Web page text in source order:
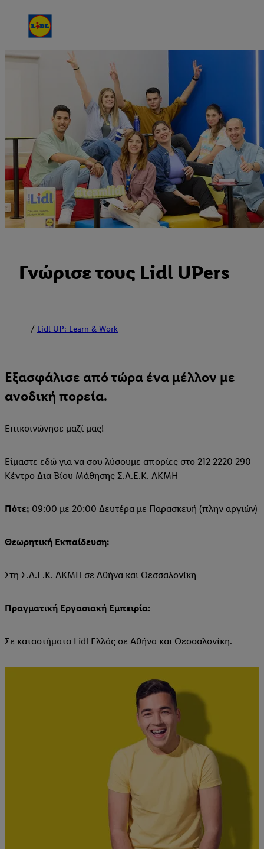
Γνώρισε τους Lidl UPers
Lidl UP: Learn & Work
Εξασφάλισε από τώρα ένα μέλλον με
ανοδική πορεία.
Επικοινώνησε μαζί μας!
Είμαστε εδώ για να σου λύσουμε απορίες στo 212 2220 290
Κέντρο Δια Βίου Μάθησης Σ.Α.Ε.Κ. ΑΚΜΗ
Πότε; 09:00 με 20:00 Δευτέρα με Παρασκευή (πλην αργιών)
Θεωρητική Εκπαίδευση:
Στη Σ.Α.Ε.Κ. ΑΚΜΗ σε Αθήνα και Θεσσαλονίκη
Πραγματική Εργασιακή Εμπειρία:
Σε καταστήματα Lidl Ελλάς σε Αθήνα και Θεσσαλονίκη.